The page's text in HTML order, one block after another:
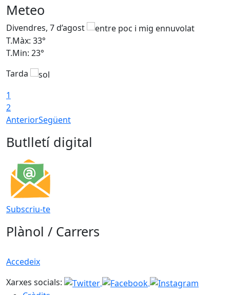
Meteo
Divendres, 7 d’agost
T.Màx: 33°
T.Min: 23°
Tarda
1
2
AnteriorSegüent
Butlletí digital
Subscriu-te
Plànol / Carrers
Accedeix
Xarxes socials: